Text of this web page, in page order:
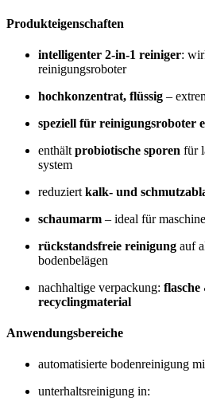
Produkteigenschaften
intelligenter 2-in-1 reiniger:
reinigungsroboter
hochkonzentrat, flüssig –
speziell für reinigungsroboter
enthält probiotische sporen für
system
reduziert kalk- und
schaumarm – ideal für
rückstandsfreie reinigung auf
bodenbelägen
nachhaltige verpackung: flasche
recyclingmaterial
Anwendungsbereiche
automatisierte bodenreinigung
unterhaltsreinigung in: